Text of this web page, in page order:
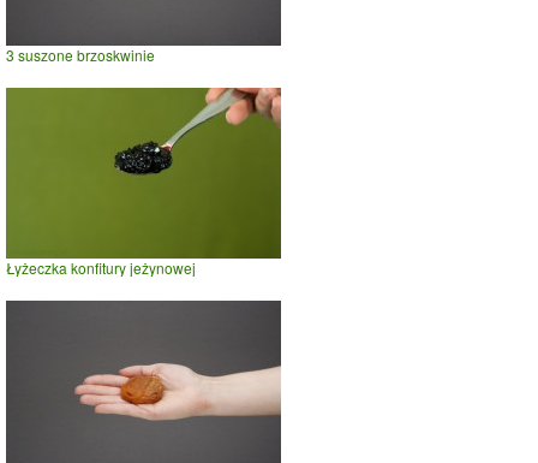
3 suszone brzoskwinie
Łyżeczka konfitury jeżynowej